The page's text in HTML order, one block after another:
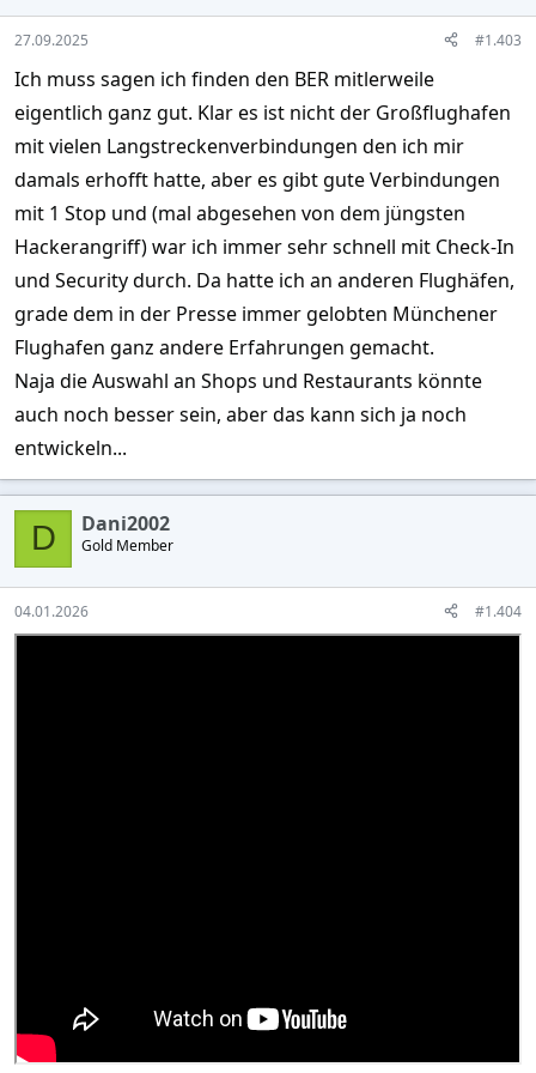
n
s
27.09.2025 #1.403
Ich muss sagen ich finden den BER mitlerweile
eigentlich ganz gut. Klar es ist nicht der Großflughafen
mit vielen Langstreckenverbindungen den ich mir
damals erhofft hatte, aber es gibt gute Verbindungen
mit 1 Stop und (mal abgesehen von dem jüngsten
Hackerangriff) war ich immer sehr schnell mit Check-In
und Security durch. Da hatte ich an anderen Flughäfen,
grade dem in der Presse immer gelobten Münchener
Flughafen ganz andere Erfahrungen gemacht.
Naja die Auswahl an Shops und Restaurants könnte
auch noch besser sein, aber das kann sich ja noch
entwickeln...
D Dani2002
Gold Member
04.01.2026 #1.404